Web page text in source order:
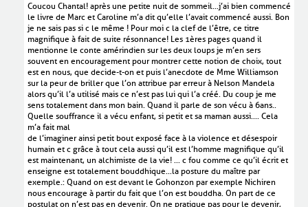
Coucou Chantal! après une petite nuit de sommeil...j’ai bien commencé
le livre de Marc et Caroline m’a dit qu’elle l’avait commencé aussi. Bon
je ne sais pas si c le même ! Pour moi c la clef de l’être, ce titre
magnifique à fait de suite résonnance! Les 1ères pages quand il
mentionne le conte amérindien sur les deux loups je m’en sers
souvent en encouragement pour montrer cette notion de choix, tout
est en nous, que decide-t-on et puis l’anecdote de Mme Williamson
sur la peur de briller que l’on attribue par erreur à Nelson Mandela
alors qu’il l’a utilisé mais ce n’est pas lui qui l’a créé. Du coup je me
sens totalement dans mon bain. Quand il parle de son vécu à 6ans..
Quelle souffrance il a vécu enfant, si petit et sa maman aussi.... Cela
m’a fait mal
de l’imaginer ainsi petit bout exposé face à la violence et désespoir
humain et c grâce à tout cela aussi qu’il est l’homme magnifique qu’il
est maintenant, un alchimiste de la vie! ... c fou comme ce qu’il écrit et
enseigne est totalement bouddhique...la posture du maître par
exemple.: Quand on est devant le Gohonzon par exemple Nichiren
nous encourage à partir du fait que l’on est bouddha. On part de ce
postulat on n’est pas en devenir. On ne pratique pas pour le devenir,